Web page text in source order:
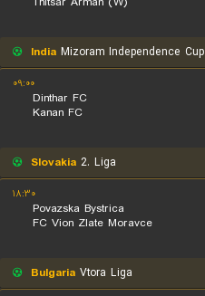
India Mizoram Independence Cup
۰۹:۰۰
Dinthar FC
Kanan FC
Slovakia 2. Liga
۱۸:۳۰
Povazska Bystrica
FC Vion Zlate Moravce
Bulgaria Vtora Liga